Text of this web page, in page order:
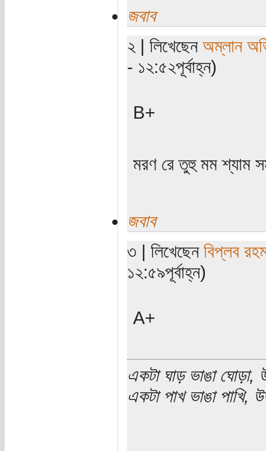
জবাব
২ | লিখেছেন অম্লান
- ১২:৫২পূর্বাহ্ন)
B+
মরণ রে তুহু মম শ্যাম
জবাব
৩ | লিখেছেন বিপ্লব
১২:৫৯পূর্বাহ্ন)
A+
একটা ঘাড় ভাঙা ঘোড়া,
একটা পাখ ভাঙা পাখি,